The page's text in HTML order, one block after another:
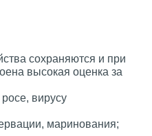
сохраняются и при
высокая оценка за
вирусу
маринования;